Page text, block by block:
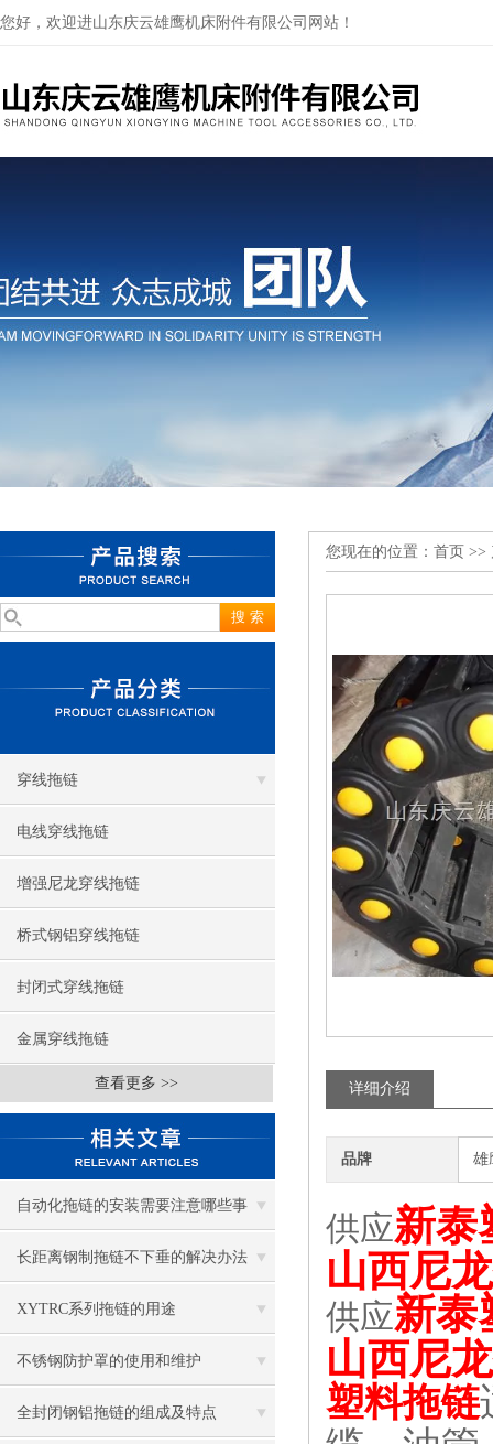
您好，欢迎进山东庆云雄鹰机床附件有限公司网站！
穿线拖链
电线穿线拖链
增强尼龙穿线拖链
桥式钢铝穿线拖链
封闭式穿线拖链
金属穿线拖链
查看更多 >>
自动化拖链的安装需要注意哪些事
项？
长距离钢制拖链不下垂的解决办法
XYTRC系列拖链的用途
不锈钢防护罩的使用和维护
全封闭钢铝拖链的组成及特点
您现在的位置： 首页 >>
详细介绍
品牌 雄
供应新泰
山西尼
供应新泰
山西尼
塑料拖链